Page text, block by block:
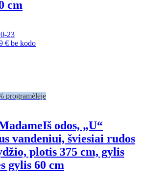
cm
€ be kodo
programėlėje
Iš odos, „U“
vandeniui, šviesiai rudos
plotis 375 cm, gylis
gylis 60 cm